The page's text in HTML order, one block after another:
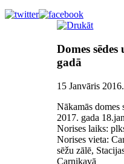
Domes
gadā
15 Janvāris 2016.
Nākamās domes
2017. gada
Norises laiks:
Norises vieta:
sēžu zālē,
Carnikavā